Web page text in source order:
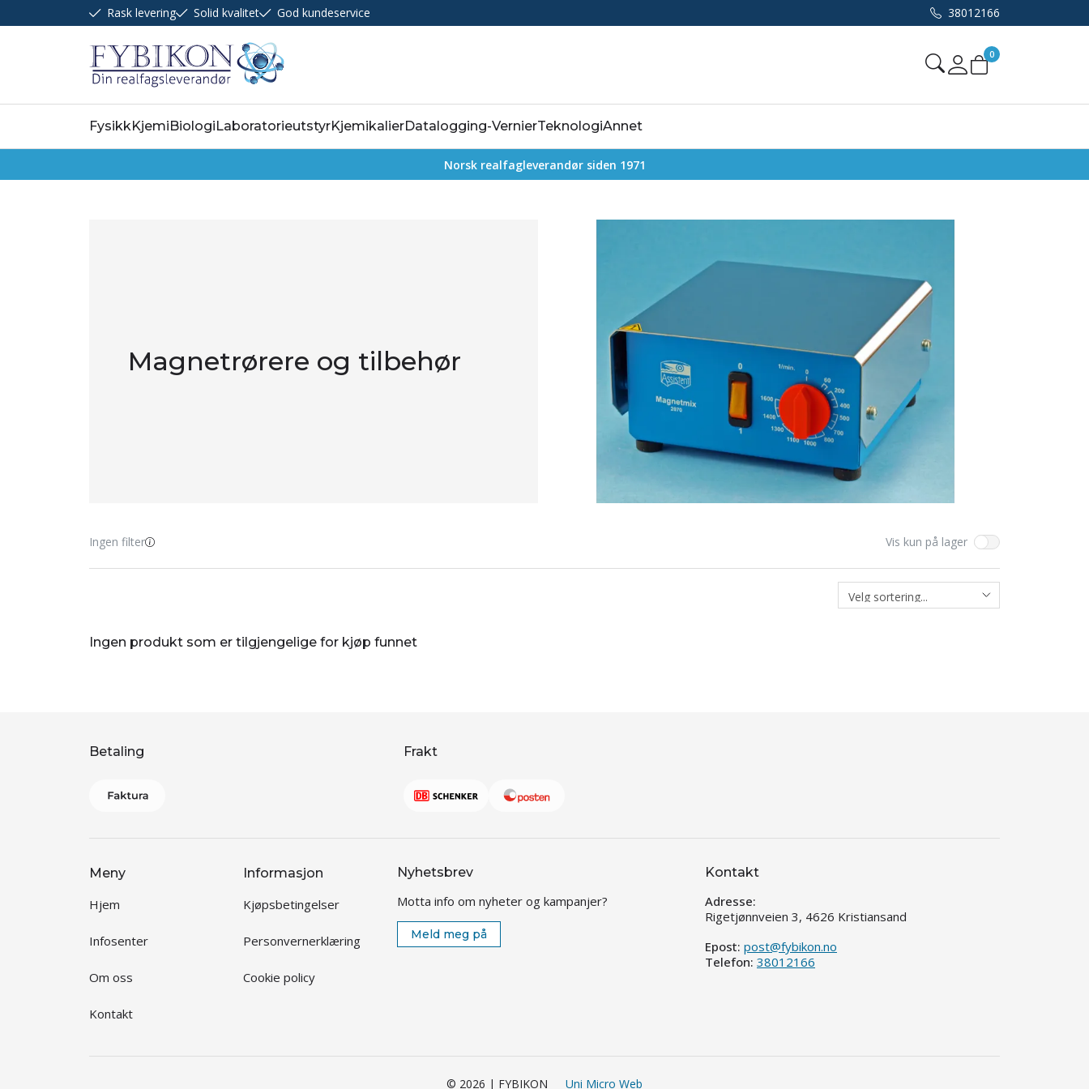
Rask levering Solid kvalitet God kundeservice 38012166
Mine sider
0
FysikkKjemiBiologiLaboratorieutstyrKjemikalierDatalogging-VernierTeknologiAnnet
Norsk realfagleverandør siden 1971
Magnetrørere og tilbehør
Ingen filter Vis kun på lager
Ingen produkt som er tilgjengelige for kjøp funnet
Betaling Frakt
Meny
Hjem
Infosenter
Om oss
Kontakt
Informasjon
Kjøpsbetingelser
Personvernerklæring
Cookie policy
Nyhetsbrev
Motta info om nyheter og kampanjer?
Meld meg på
Kontakt
Adresse:
Rigetjønnveien 3, 4626 Kristiansand
Epost: post@fybikon.no
Telefon: 38012166
© 2026 | FYBIKON Uni Micro Web